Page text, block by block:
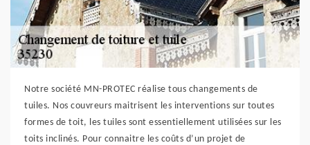
Notre société MN-PROTEC réalise tous changements de
tuiles. Nos couvreurs maitrisent les interventions sur toutes
formes de toit, les tuiles sont essentiellement utilisées sur les
toits inclinés. Pour connaitre les coûts d’un projet de